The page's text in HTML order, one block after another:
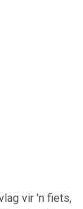
vir 'n fiets,